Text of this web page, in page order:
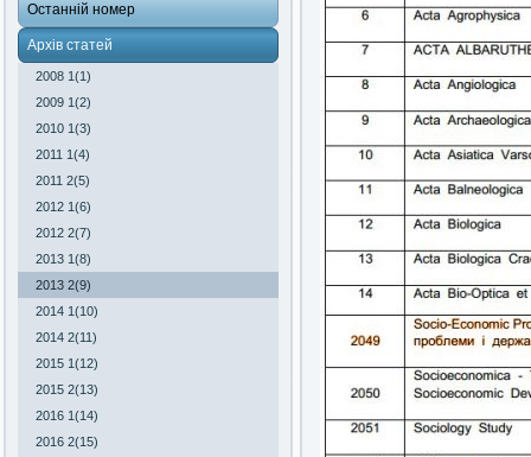
Останній номер
Архів статей
2008 1(1)
2009 1(2)
2010 1(3)
2011 1(4)
2011 2(5)
2012 1(6)
2012 2(7)
2013 1(8)
2013 2(9)
2014 1(10)
2014 2(11)
2015 1(12)
2015 2(13)
2016 1(14)
2016 2(15)